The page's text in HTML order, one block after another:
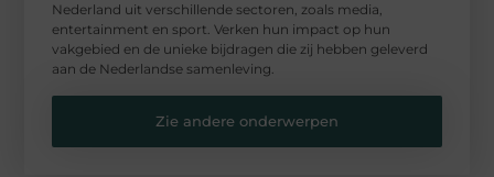
Nederland uit verschillende sectoren, zoals media,
entertainment en sport. Verken hun impact op hun
vakgebied en de unieke bijdragen die zij hebben geleverd
aan de Nederlandse samenleving.
Zie andere onderwerpen